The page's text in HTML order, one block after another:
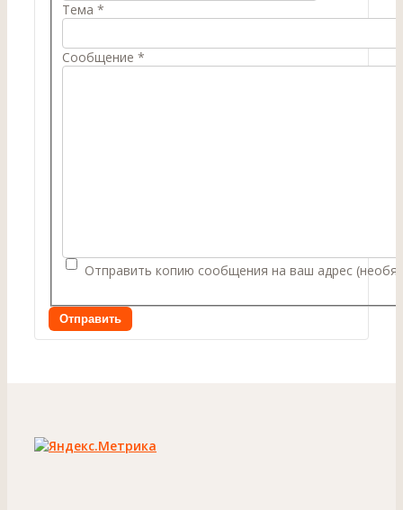
Тема *
Сообщение *
Отправить копию сообщения на ваш адрес
Отправить